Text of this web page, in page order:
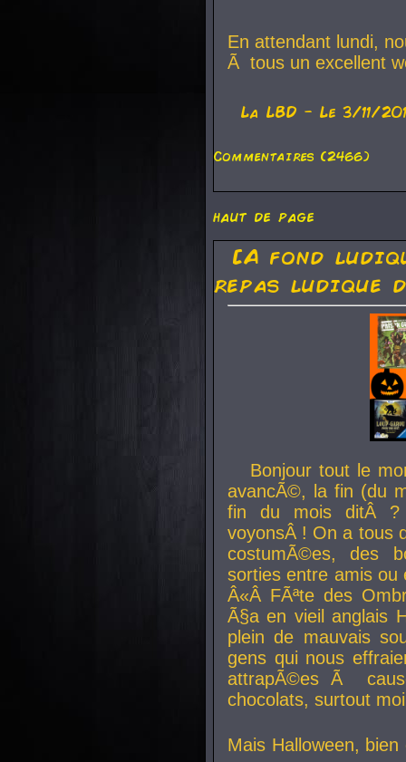
En attendant lundi,
Ã tous un excellent
La LBD - Le 3/11/
Commentaires (2466)
haut de page
[A fond
repas ludique
Bonjour tout le
avancÃ©, la fin (du
fin du mois ditÂ ?
voyonsÂ ! On a tous
costumÃ©es, des
sorties entre amis
Â«Â FÃªte des
Ã§a en vieil anglais
plein de mauvais
gens qui nous
attrapÃ©es Ã
chocolats, surtout
Mais Halloween, bien